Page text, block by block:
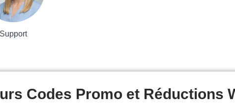
Support
Codes Promo et Réductions